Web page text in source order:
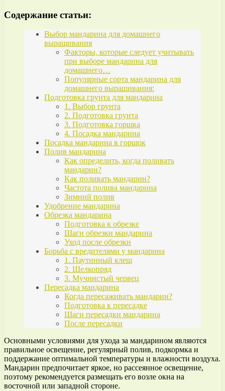
Содержание статьи:
Выбор мандарина для домашнего
выращивания
Факторы, которые следует учитывать
при выборе мандарина для
домашнего…
Популярные сорта мандарина для
домашнего выращивания:
Подготовка грунта для мандарина
1. Выбор грунта
2. Подготовка грунта
3. Подготовка горшка
4. Посадка мандарина
Посадка мандарина в горшок
Полив мандарина
Как определить, когда поливать
мандарин?
Как поливать мандарин?
Частота полива мандарина
Зимний полив
Удобрение мандарина
Обрезка мандарина
Подготовка к обрезке
Шаги обрезки мандарина
Уход после обрезки
Борьба с вредителями у мандарина
1. Паутинный клещ
2. Шелкопряд
3. Мучнистый червец
Пересадка мандарина
Когда пересаживать мандарин?
Подготовка к пересадке
Шаги пересадки мандарина
После пересадки
Основными условиями для ухода за мандарином являются
правильное освещение, регулярный полив, подкормка и
поддержание оптимальной температуры и влажности воздуха.
Мандарин предпочитает яркое, но рассеянное освещение,
поэтому рекомендуется размещать его возле окна на
восточной или западной стороне.